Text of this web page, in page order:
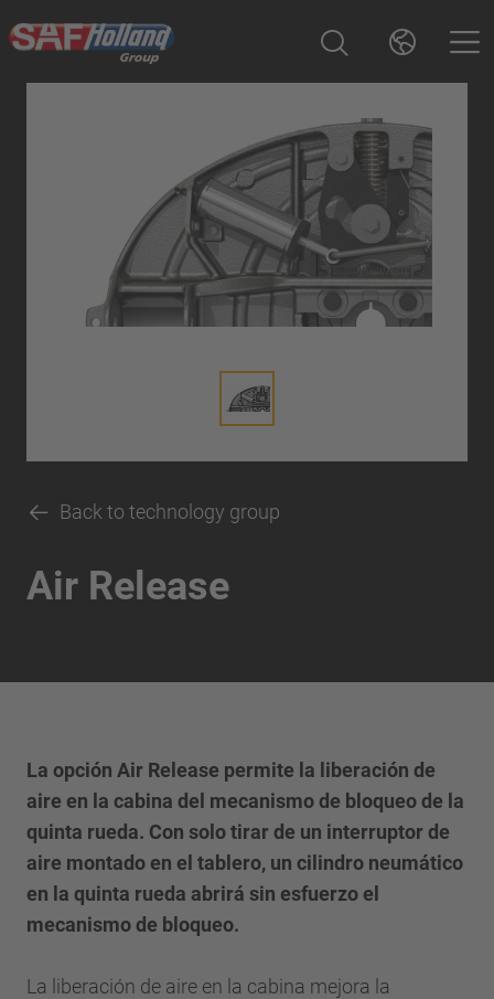
Back to technology group
Air Release
La opción Air Release permite la liberación de
aire en la cabina del mecanismo de bloqueo de la
quinta rueda. Con solo tirar de un interruptor de
aire montado en el tablero, un cilindro neumático
en la quinta rueda abrirá sin esfuerzo el
mecanismo de bloqueo.
La liberación de aire en la cabina mejora la